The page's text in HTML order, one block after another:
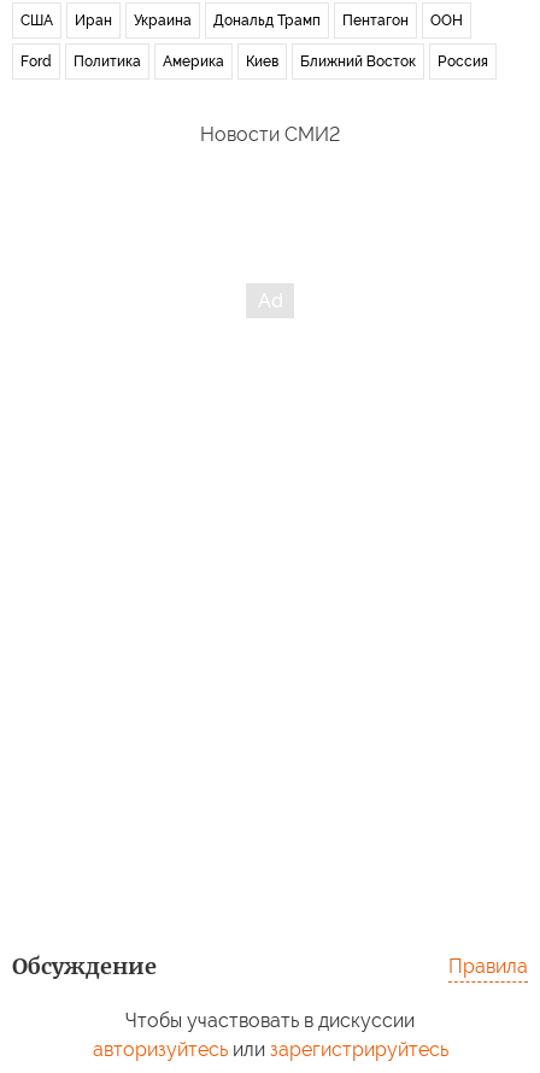
США Иран Украина Дональд Трамп Пентагон ООН
Ford Политика Америка Киев Ближний Восток Россия
Новости СМИ2
Обсуждение Правила
Чтобы участвовать в дискуссии
авторизуйтесьили зарегистрируйтесь